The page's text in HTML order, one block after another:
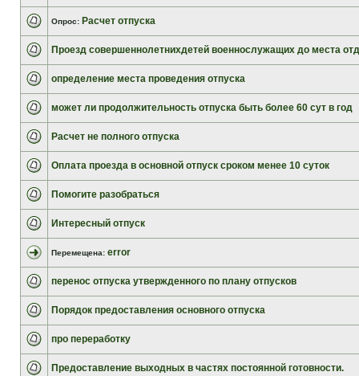
Опрос: Расчет отпуска
Проезд совершеннолетнихдетей военнослужащих до места
определение места проведения отпуска
может ли продолжительность отпуска быть более 60 сут в год
Расчет не полного отпуска
Оплата проезда в основной отпуск сроком менее 10 суток
Помогите разобраться
Интересный отпуск
Перемещена: error
перенос отпуска утвержденного по плану отпусков
Порядок предоставления основного отпуска
про переработку
Предоставление выходных в частях постоянной готовности.